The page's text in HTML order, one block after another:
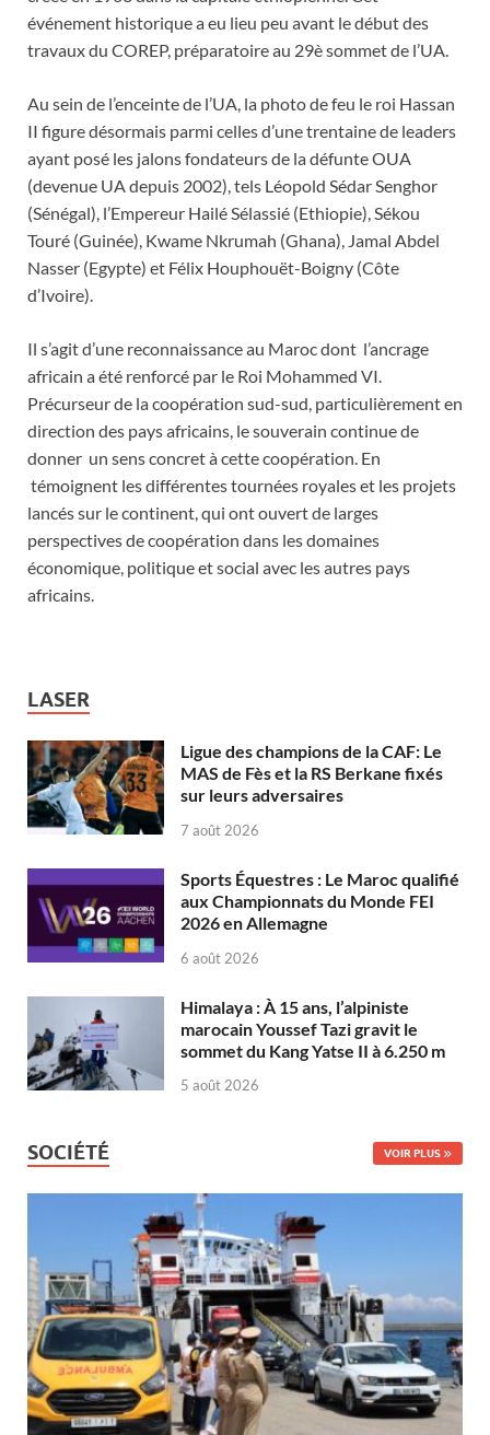
événement historique a eu lieu peu avant le début des
travaux du COREP, préparatoire au 29è sommet de l’UA.
Au sein de l’enceinte de l’UA, la photo de feu le roi Hassan
II figure désormais parmi celles d’une trentaine de leaders
ayant posé les jalons fondateurs de la défunte OUA
(devenue UA depuis 2002), tels Léopold Sédar Senghor
(Sénégal), l’Empereur Hailé Sélassié (Ethiopie), Sékou
Touré (Guinée), Kwame Nkrumah (Ghana), Jamal Abdel
Nasser (Egypte) et Félix Houphouët-Boigny (Côte
d’Ivoire).
Il s’agit d’une reconnaissance au Maroc dont l’ancrage
africain a été renforcé par le Roi Mohammed VI.
Précurseur de la coopération sud-sud, particulièrement en
direction des pays africains, le souverain continue de
donner un sens concret à cette coopération. En
témoignent les différentes tournées royales et les projets
lancés sur le continent, qui ont ouvert de larges
perspectives de coopération dans les domaines
économique, politique et social avec les autres pays
africains.
LASER
Ligue des champions de la CAF: Le
MAS de Fès et la RS Berkane fixés
sur leurs adversaires
7 août 2026
Sports Équestres : Le Maroc qualifié
aux Championnats du Monde FEI
2026 en Allemagne
6 août 2026
Himalaya : À 15 ans, l’alpiniste
marocain Youssef Tazi gravit le
sommet du Kang Yatse II à 6.250 m
5 août 2026
SOCIÉTÉ VOIR PLUS